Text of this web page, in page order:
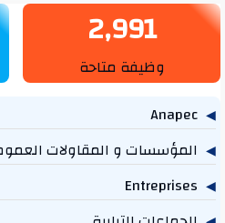
2,991
وظيفة متاحة
Anapec
المؤسسات و المقاولات
Entreprises